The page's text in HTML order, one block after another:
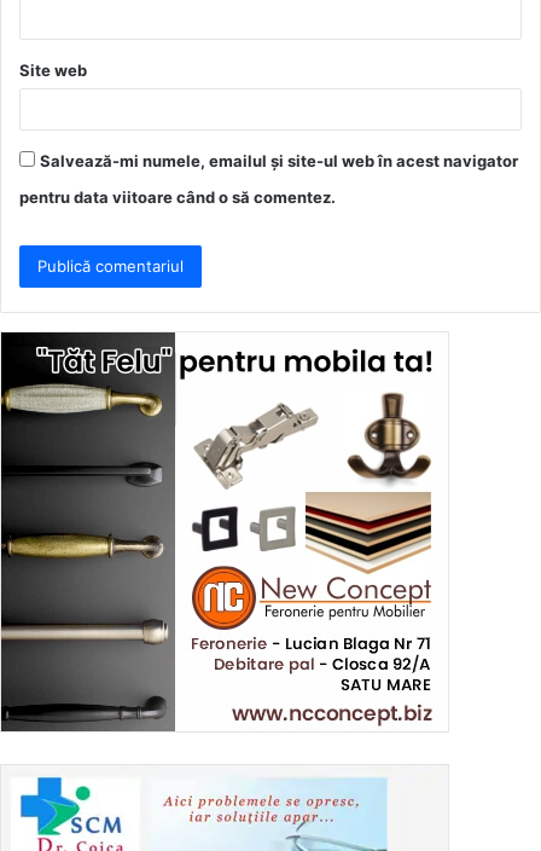
Site web
Salvează-mi numele, emailul și site-ul web în acest navigator
pentru data viitoare când o să comentez.